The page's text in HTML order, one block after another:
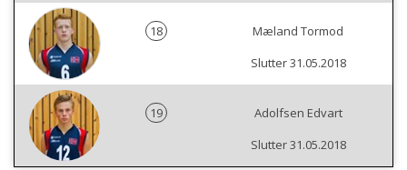
18
Mæland Tormod
Slutter 31.05.2018
19
Adolfsen Edvart
Slutter 31.05.2018